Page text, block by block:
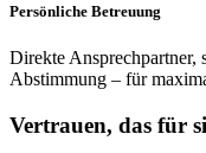
Persönliche Betreuung
Direkte Ansprechpartner,
Abstimmung – für
Vertrauen, das für